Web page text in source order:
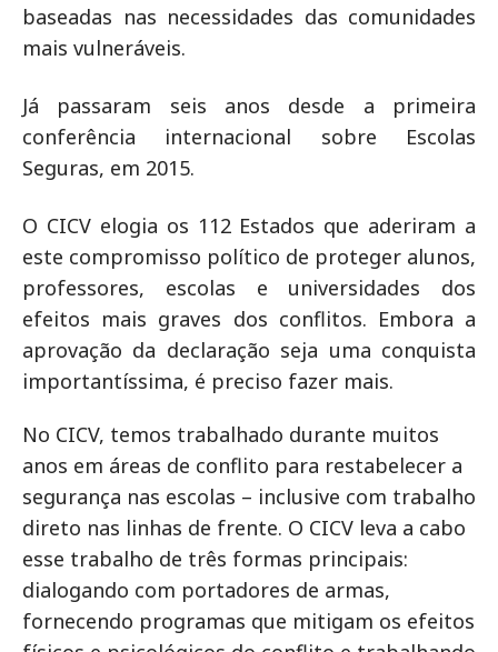
baseadas nas necessidades das comunidades
mais vulneráveis.
Já passaram seis anos desde a primeira
conferência internacional sobre Escolas
Seguras, em 2015.
O CICV elogia os 112 Estados que aderiram a
este compromisso político de proteger alunos,
professores, escolas e universidades dos
efeitos mais graves dos conflitos. Embora a
aprovação da declaração seja uma conquista
importantíssima, é preciso fazer mais.
No CICV, temos trabalhado durante muitos
anos em áreas de conflito para restabelecer a
segurança nas escolas – inclusive com trabalho
direto nas linhas de frente. O CICV leva a cabo
esse trabalho de três formas principais:
dialogando com portadores de armas,
fornecendo programas que mitigam os efeitos